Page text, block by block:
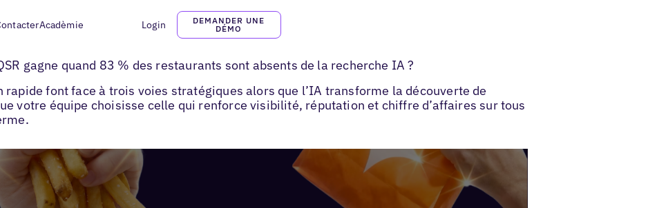
Acadèmie Login
DEMANDER UNE
DÉMO
>
gagne quand 83 % des restaurants sont absents de la recherche IA ?
rapide font face à trois voies stratégiques alors que l’IA transforme la découverte de
votre équipe choisisse celle qui renforce visibilité, réputation et chiffre d’affaires sur tous